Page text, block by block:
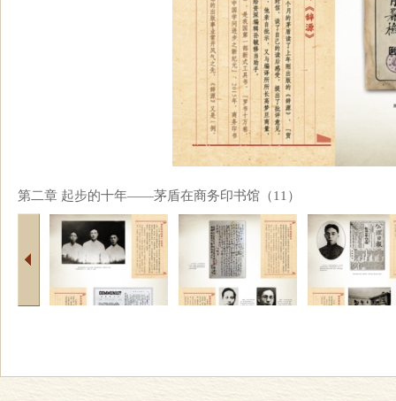
第二章 起步的十年——茅盾在商务印书馆（11）